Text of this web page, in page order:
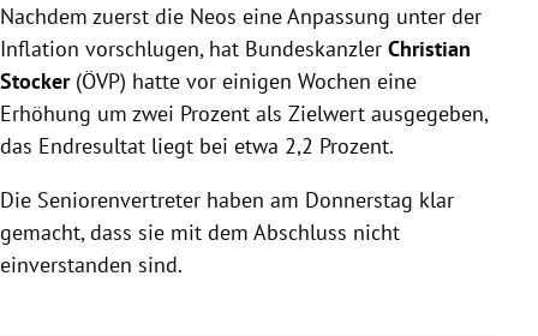
Nachdem zuerst die Neos eine Anpassung unter der
Inflation vorschlugen, hat Bundeskanzler Christian
Stocker (ÖVP) hatte vor einigen Wochen eine
Erhöhung um zwei Prozent als Zielwert ausgegeben,
das Endresultat liegt bei etwa 2,2 Prozent.
Die Seniorenvertreter haben am Donnerstag klar
gemacht, dass sie mit dem Abschluss nicht
einverstanden sind.